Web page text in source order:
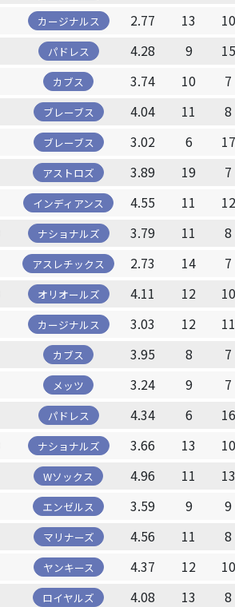
カージナルス 2.77 13 10
パドレス 4.28 9 15
カブス 3.74 10 7
ブレーブス 4.04 11 8
ブレーブス 3.02 6 17
アストロズ 3.89 19 7
インディアンス 4.55 11 12
ナショナルズ 3.79 11 8
アスレチックス 2.73 14 7
オリオールズ 4.11 12 10
カージナルス 3.03 12 11
カブス 3.95 8 7
メッツ 3.24 9 7
パドレス 4.34 6 16
ナショナルズ 3.66 13 10
Wソックス 4.96 11 13
エンゼルス 3.59 9 9
マリナーズ 4.56 11 8
ヤンキース 4.37 12 10
ロイヤルズ 4.08 13 8